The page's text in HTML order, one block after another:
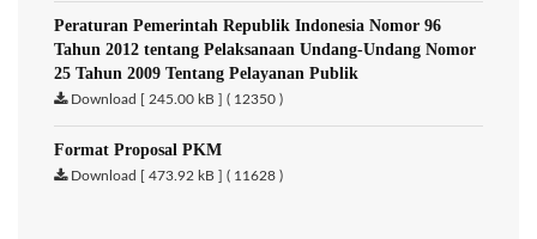
Peraturan Pemerintah Republik Indonesia Nomor 96
Tahun 2012 tentang Pelaksanaan Undang-Undang Nomor
25 Tahun 2009 Tentang Pelayanan Publik
Download [ 245.00 kB ] ( 12350 )
Format Proposal PKM
Download [ 473.92 kB ] ( 11628 )